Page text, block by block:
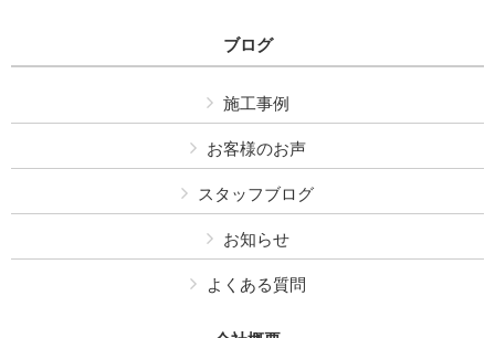
ブログ
施工事例
お客様のお声
スタッフブログ
お知らせ
よくある質問